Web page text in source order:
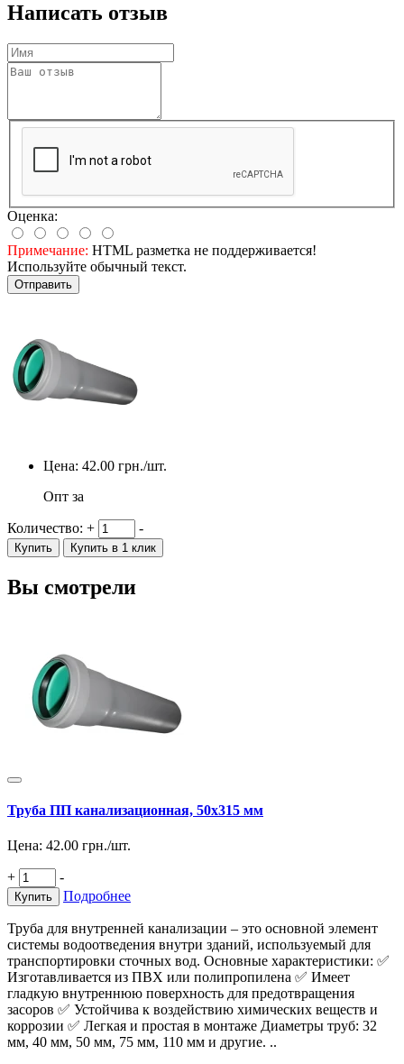
Написать отзыв
Оценка:
Примечание: HTML разметка не поддерживается!
Используйте обычный текст.
Отправить
Цена: 42.00 грн./шт.
Опт за
Количество: + -
Купить Купить в 1 клик
Вы смотрели
Труба ПП канализационная, 50х315 мм
Цена: 42.00 грн./шт.
+ -
Купить Подробнее
Труба для внутренней канализации – это основной элемент
системы водоотведения внутри зданий, используемый для
транспортировки сточных вод. Основные характеристики: ✅
Изготавливается из ПВХ или полипропилена ✅ Имеет
гладкую внутреннюю поверхность для предотвращения
засоров ✅ Устойчива к воздействию химических веществ и
коррозии ✅ Легкая и простая в монтаже Диаметры труб: 32
мм, 40 мм, 50 мм, 75 мм, 110 мм и другие. ..